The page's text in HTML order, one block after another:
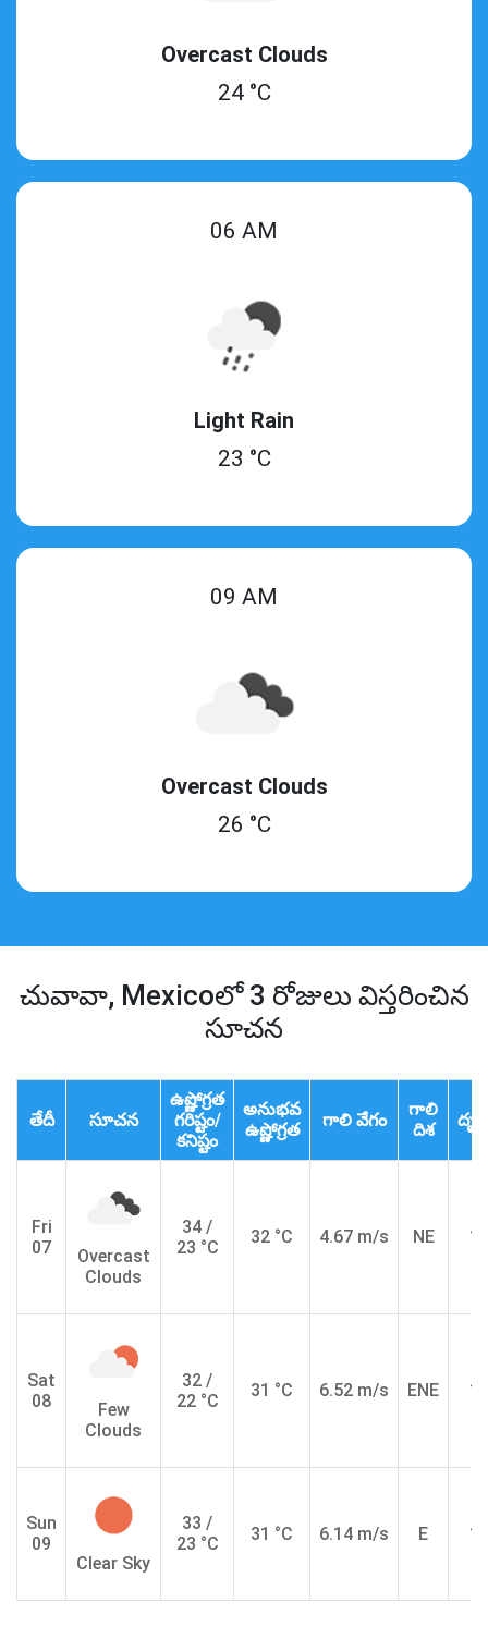
Overcast Clouds
24 °C
06 AM
Light Rain
23 °C
09 AM
Overcast Clouds
26 °C
చువావా, Mexicoలో 3 రోజులు విస్తరించిన
సూచన
తేదీ సూచన
ఉష్ణోగ్రత
గరిష్టం/
కనిష్టం
అనుభవ
ఉష్ణోగ్రత
గాలి వేగం
గాలి
దిశ
Fri
07
Overcast
Clouds
34 /
23 °C
32 °C 4.67 m/s NE
Sat
08
Few
Clouds
32 /
22 °C
31 °C 6.52 m/s ENE
Sun
09
Clear Sky
33 /
23 °C
31 °C 6.14 m/s E